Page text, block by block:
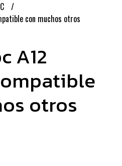
con muchos otros
A12
otros